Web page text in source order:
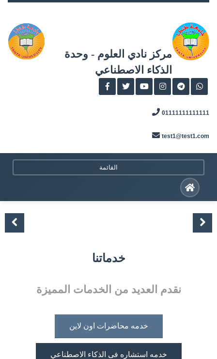
content
مركز نادي العلوم - وحدة
الذكاء الاصطناعي
01111111111111
test1@test1.com
القائمة
خدماتنا
نقدم العديد من الخدمات المميزة
خدمه محاضرات اون لاين
خدمه استشاره فى الذكاء الاصطناعي